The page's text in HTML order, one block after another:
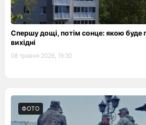
Спершу дощі, потім сонце: якою буде
вихідні
08 травня 2026, 19:30
ФОТО